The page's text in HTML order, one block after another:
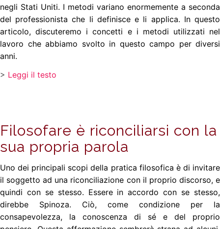
negli Stati Uniti. I metodi variano enormemente a seconda
del professionista che li definisce e li applica. In questo
articolo, discuteremo i concetti e i metodi utilizzati nel
lavoro che abbiamo svolto in questo campo per diversi
anni.
> Leggi il testo
Filosofare è riconciliarsi con la
sua propria parola
Uno dei principali scopi della pratica filosofica è di invitare
il soggetto ad una riconciliazione con il proprio discorso, e
quindi con se stesso. Essere in accordo con se stesso,
direbbe Spinoza. Ciò, come condizione per la
consapevolezza, la conoscenza di sé e del proprio